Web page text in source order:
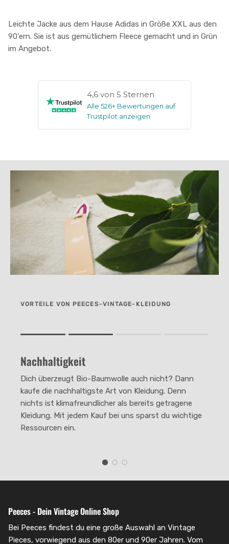
Leichte Jacke aus dem Hause Adidas in Größe XXL aus den
90'ern. Sie ist aus gemütlichem Fleece gemacht und in Grün
im Angebot.
4,6 von 5 Sternen
Alle 526+ Bewertungen auf
Trustpilot anzeigen
VORTEILE VON PEECES-VINTAGE-KLEIDUNG
The rating of this product for "" is 2.
Nachhaltigkeit
Dich überzeugt Bio-Baumwolle auch nicht? Dann
kaufe die nachhaltigste Art von Kleidung. Denn
nichts ist klimafreundlicher als bereits getragene
Kleidung. Mit jedem Kauf bei uns sparst du wichtige
Ressourcen ein.
Peeces - Dein Vintage Online Shop
Bei Peeces findest du eine große Auswahl an Vintage
Pieces, vorwiegend aus den 80er und 90er Jahren. Vom